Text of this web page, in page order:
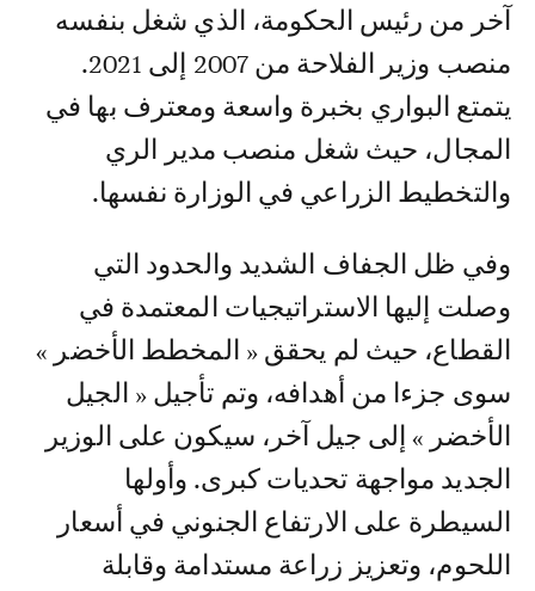
آخر من رئيس الحكومة، الذي شغل بنفسه
منصب وزير الفلاحة من 2007 إلى 2021.
يتمتع البواري بخبرة واسعة ومعترف بها في
المجال، حيث شغل منصب مدير الري
والتخطيط الزراعي في الوزارة نفسها.
وفي ظل الجفاف الشديد والحدود التي
وصلت إليها الاستراتيجيات المعتمدة في
القطاع، حيث لم يحقق « المخطط الأخضر »
سوى جزءا من أهدافه، وتم تأجيل « الجيل
الأخضر » إلى جيل آخر، سيكون على الوزير
الجديد مواجهة تحديات كبرى. وأولها
السيطرة على الارتفاع الجنوني في أسعار
اللحوم، وتعزيز زراعة مستدامة وقابلة